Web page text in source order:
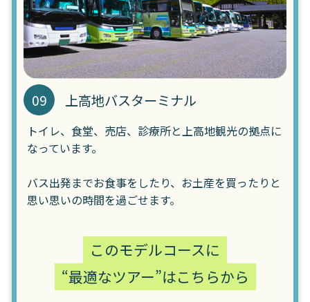
09 上高地バスターミナル
トイレ、食堂、売店、診療所と上高地観光の拠点に
なっています。
バス出発までお食事をしたり、お土産を買ったりと
思い思いの時間を過ごせます。
このモデルコースに
“最適なツアー”はこちらから